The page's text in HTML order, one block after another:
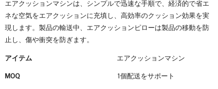
エアクッションマシンは、シンプルで迅速な手順で、経済的で省エ
ネな空気をエアクッションに充填し、高効率のクッション効果を実
現します。製品の輸送中、エアクッションピローは製品の移動を防
止し、傷や衝突を防ぎます。
アイテム エアクッションマシン
MOQ 1個配送をサポート